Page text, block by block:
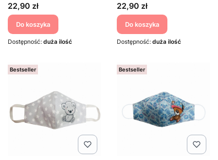
Cena
22,90 zł
Do koszyka
Dostępność: duża ilość
Cena
22,90 zł
Do koszyka
Dostępność: duża ilość
Bestseller Bestseller